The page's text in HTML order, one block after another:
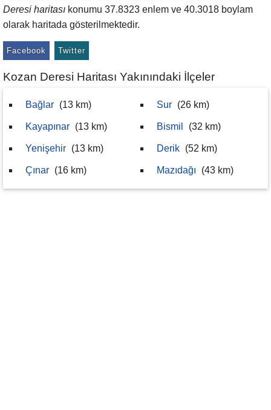
Deresi haritası konumu 37.8323 enlem ve 40.3018 boylam
olarak haritada gösterilmektedir.
Facebook Twitter
Kozan Deresi Haritası Yakınındaki İlçeler
Bağlar (13 km)
Kayapınar (13 km)
Yenişehir (13 km)
Çınar (16 km)
Sur (26 km)
Bismil (32 km)
Derik (52 km)
Mazıdağı (43 km)